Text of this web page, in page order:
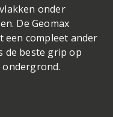
onder
De Geomax
een compleet ander
de beste grip op
ondergrond.